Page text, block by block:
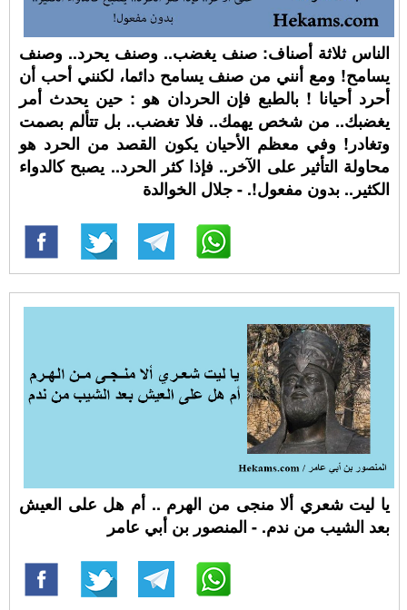
الناس ثلاثة أصناف: صنف يغضب.. وصنف يحرد.. وصنف
يسامح! ومع أنني من صنف يسامح دائما، لكنني أحب أن
أحرد أحيانا ! بالطبع فإن الحردان هو : حين يحدث أمر
يغضبك.. من شخص يهمك.. فلا تغضب.. بل تتألم بصمت
وتغادر! وفي معظم الأحيان يكون القصد من الحرد هو
محاولة التأثير على الآخر.. فإذا كثر الحرد.. يصبح كالدواء
الكثير.. بدون مفعول!. - جلال الخوالدة
يا ليت شعري ألا منجى من الهرم .. أم هل على العيش
بعد الشيب من ندم. - المنصور بن أبي عامر